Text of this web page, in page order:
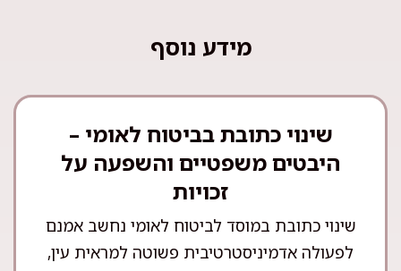
מידע נוסף
שינוי כתובת בביטוח לאומי –
היבטים משפטיים והשפעה על
זכויות
שינוי כתובת במוסד לביטוח לאומי נחשב אמנם
לפעולה אדמיניסטרטיבית פשוטה למראית עין,